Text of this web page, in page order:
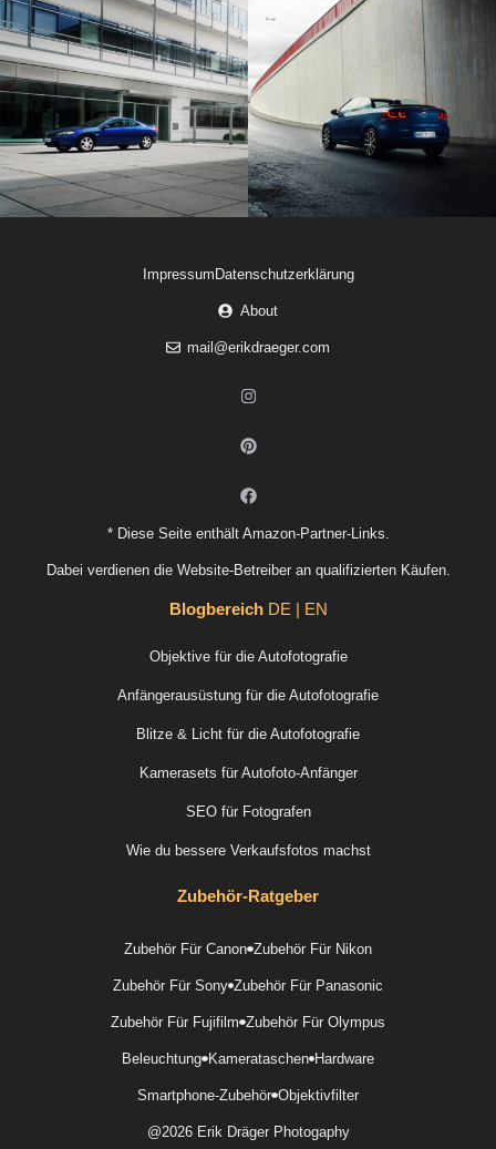
Zubehör-Ratgeber
Zubehör Für Canon Zubehör Für Nikon
Zubehör Für Sony Zubehör Für Panasonic
Zubehör Für Fujifilm Zubehör Für Olympus
Beleuchtung Kamerataschen Hardware
Smartphone-Zubehör Objektivfilter
@2026 Erik Dräger Photogaphy
BlogbereichDE | EN
Objektive für die Autofotografie
Anfängerausüstung für die Autofotografie
Blitze & Licht für die Autofotografie
Kamerasets für Autofoto-Anfänger
SEO für Fotografen
Wie du bessere Verkaufsfotos machst
Impressum Datenschutzerklärung
About
mail@erikdraeger.com
* Diese Seite enthält Amazon-Partner-Links.
Dabei verdienen die Website-Betreiber an qualifizierten Käufen.